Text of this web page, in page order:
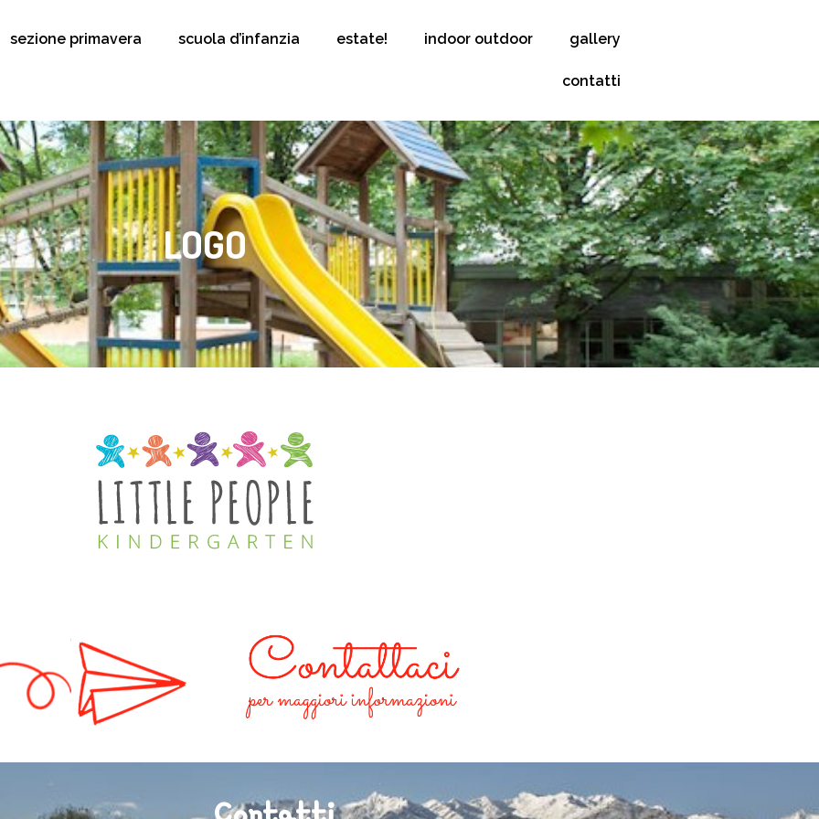
sezione primavera scuola d’infanzia estate! indoor outdoor gallery
contatti
LOGO